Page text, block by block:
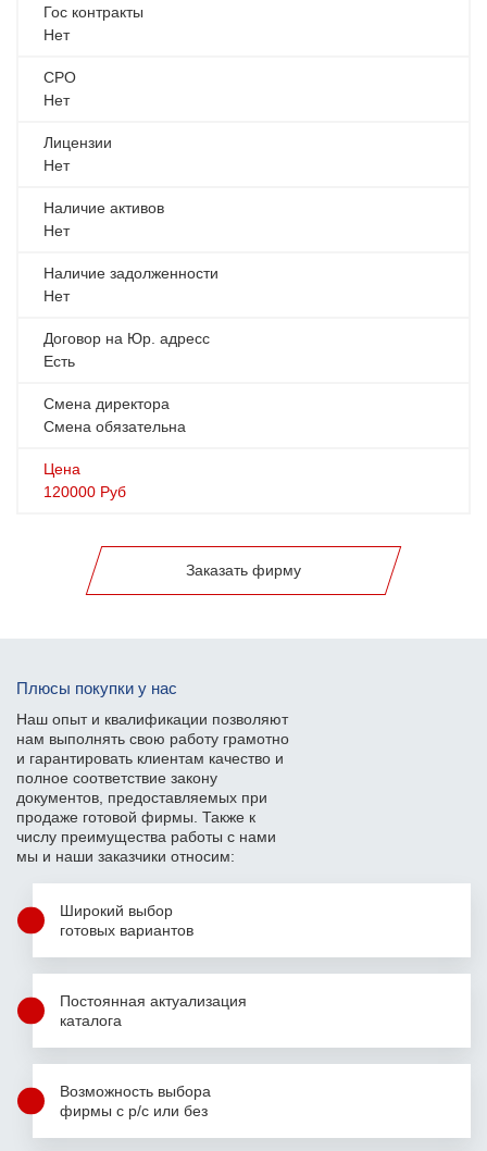
Гос контракты
Нет
СРО
Нет
Лицензии
Нет
Наличие активов
Нет
Наличие задолженности
Нет
Договор на Юр. адресс
Есть
Смена директора
Смена обязательна
Цена
120000 Руб
Заказать фирму
Плюсы покупки у нас
Наш опыт и квалификации позволяют
нам выполнять свою работу грамотно
и гарантировать клиентам качество и
полное соответствие закону
документов, предоставляемых при
продаже готовой фирмы. Также к
числу преимущества работы с нами
мы и наши заказчики относим:
Широкий выбор
готовых вариантов
Постоянная актуализация
каталога
Возможность выбора
фирмы с р/с или без